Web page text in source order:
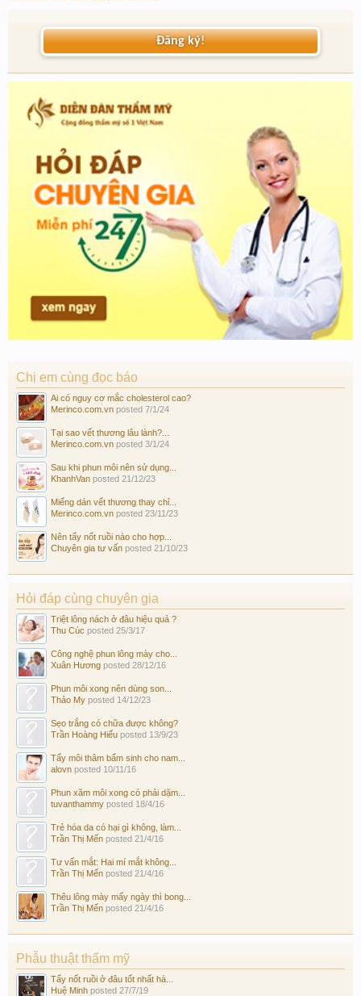
Đăng ký!
Chị em cùng đọc báo
Ai có nguy cơ mắc cholesterol cao?
Merinco.com.vn posted 7/1/24
Tại sao vết thương lâu lành?...
Merinco.com.vn posted 3/1/24
Sau khi phun môi nên sử dụng...
KhanhVan posted 21/12/23
Miếng dán vết thương thay chỉ...
Merinco.com.vn posted 23/11/23
Nên tẩy nốt ruồi nào cho hợp...
Chuyên gia tư vấn posted 21/10/23
Hỏi đáp cùng chuyên gia
Triệt lông nách ở đâu hiệu quả ?
Thu Cúc posted 25/3/17
Công nghệ phun lông mày cho...
Xuân Hương posted 28/12/16
Phun môi xong nên dùng son...
Thảo My posted 14/12/23
Sẹo trắng có chữa được không?
Trần Hoàng Hiếu posted 13/9/23
Tẩy môi thâm bẩm sinh cho nam...
alovn posted 10/11/16
Phun xăm môi xong có phải dặm...
tuvanthammy posted 18/4/16
Trẻ hóa da có hại gì không, làm...
Trần Thị Mến posted 21/4/16
Tư vấn mắt: Hai mí mắt không...
Trần Thị Mến posted 21/4/16
Thêu lông mày mấy ngày thì bong...
Trần Thị Mến posted 21/4/16
Phẫu thuật thẩm mỹ
Tẩy nốt ruồi ở đâu tốt nhất hà...
Huệ Minh posted 27/7/19